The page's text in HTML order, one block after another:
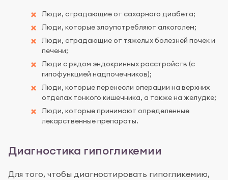
Люди, страдающие от сахарного диабета;
Люди, которые злоупотребляют алкоголем;
Люди, страдающие от тяжелых болезней почек и
печени;
Люди с рядом эндокринных расстройств (с
гипофункцией надпочечников);
Люди, которые перенесли операции на верхних
отделах тонкого кишечника, а также на желудке;
Люди, которые принимают определенные
лекарственные препараты.
Диагностика гипогликемии
Для того, чтобы диагностировать гипогликемию,